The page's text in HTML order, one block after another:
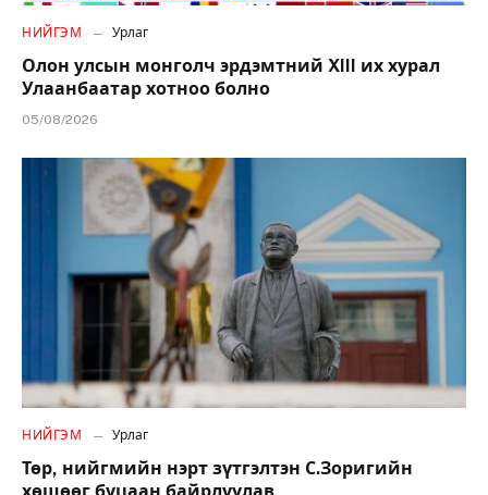
НИЙГЭМ Урлаг
Олон улсын монголч эрдэмтний XIII их хурал
Улаанбаатар хотноо болно
05/08/2026
НИЙГЭМ Урлаг
Төр, нийгмийн нэрт зүтгэлтэн С.Зоригийн